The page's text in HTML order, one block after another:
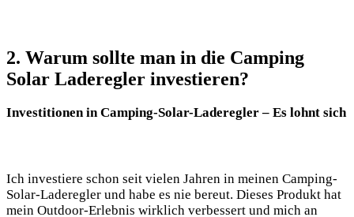
2. Warum sollte man in die Camping
Solar Laderegler investieren?
Investitionen‌ in Camping-Solar-Laderegler – Es lohnt sich
Ich investiere schon seit vielen ​Jahren in meinen Camping-
Solar-Laderegler‌ und habe es nie bereut.⁢ Dieses‍ Produkt ⁢hat
mein ⁢Outdoor-Erlebnis wirklich verbessert und mich an